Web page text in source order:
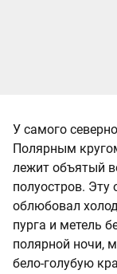
У самого
Полярным
лежит объятый
полуостров. Эту
облюбовал
пурга и метель
полярной ночи,
бело-голубую